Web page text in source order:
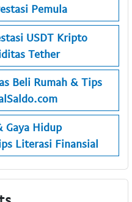
Pemula
USDT Kripto
Tether
Beli Rumah & Tips
Gaya Hidup
Literasi Finansial